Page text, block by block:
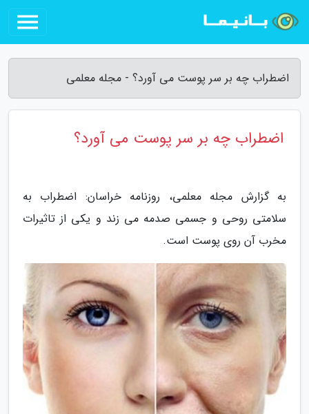
اضطراب چه بر سر پوست می آورد؟ - مجله معلمی
اضطراب چه بر سر پوست می آورد؟
به گزارش مجله معلمی، روزنامه خراسان: اضطراب به
سلامتی روحی و جسمی صدمه می زند و یکی از تاثیرات
مخرب آن روی پوست است.